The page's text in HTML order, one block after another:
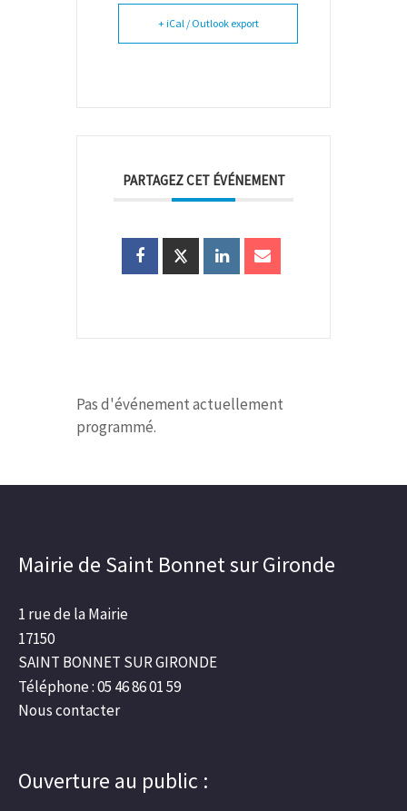
+ iCal / Outlook export
PARTAGEZ CET ÉVÉNEMENT
Pas d'événement actuellement
programmé.
Mairie de Saint Bonnet sur Gironde
1 rue de la Mairie
17150
SAINT BONNET SUR GIRONDE
Téléphone : 05 46 86 01 59
Nous contacter
Ouverture au public :